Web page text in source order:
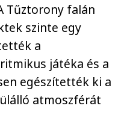
Tűztorony falán
szinte egy
a
játéka és a
egészítették ki a
atmoszférát